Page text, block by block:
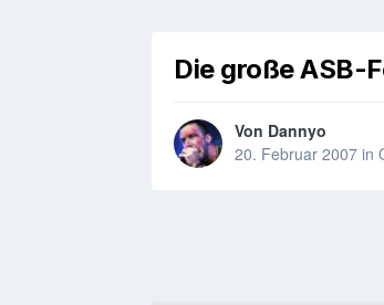
Die große ASB-
Von Dannyo
20. Februar 2007 in